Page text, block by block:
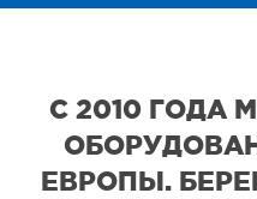
С 2010 ГОДА
ЕВРОПЫ.